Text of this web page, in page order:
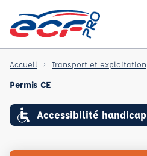
Accueil Transport et exploitation
Permis CE
Accessibilité handicap